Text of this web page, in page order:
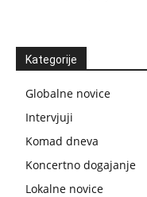
Kategorije
Globalne novice
Intervjuji
Komad dneva
Koncertno dogajanje
Lokalne novice